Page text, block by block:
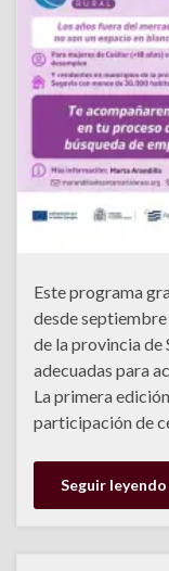
Este programa
desde septiembre
de la provincia de
adecuadas para
La primera
participación de
Seguir leyendo